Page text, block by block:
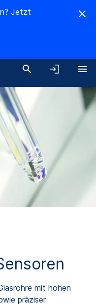
Jetzt
mit hohen
präziser